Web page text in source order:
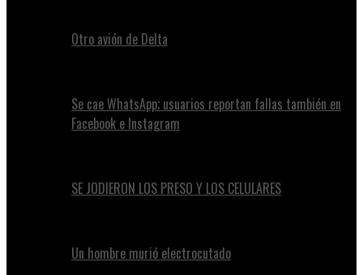
Otro avión de Delta
Se cae WhatsApp; usuarios reportan fallas también en
Facebook e Instagram
SE JODIERON LOS PRESO Y LOS CELULARES
Un hombre murió electrocutado